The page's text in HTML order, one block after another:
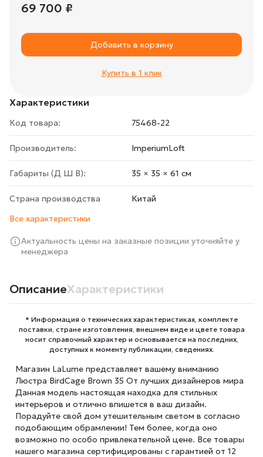
Характеристики
Код товара: 75468-22
Производитель: ImperiumLoft
Габариты (Д Ш В): 35 × 35 × 61 cм
Страна производства
Китай
Все характеристики
Актуальность цены на заказные позиции уточняйте у
менеджера
69 700 ₽
Добавить в корзину
Купить в 1 клик
ОписаниеХарактеристики
* Информация о технических характеристиках, комплекте
поставки, стране изготовления, внешнем виде и цвете товара
носит справочный характер и основывается на последних,
доступных к моменту публикации, сведениях.
Магазин LaLume представляет вашему вниманию
Люстра BirdCage Brown 35 От лучших дизайнеров мира
Данная модель настоящая находка для стильных
интерьеров и отлично впишется в ваш дизайн.
Порадуйте свой дом утешительным светом в согласно
подобающим обрамлении! Тем более, когда оно
возможно по особо привлекательной цене. Все товары
нашего магазина сертифицированы с гарантией от 12